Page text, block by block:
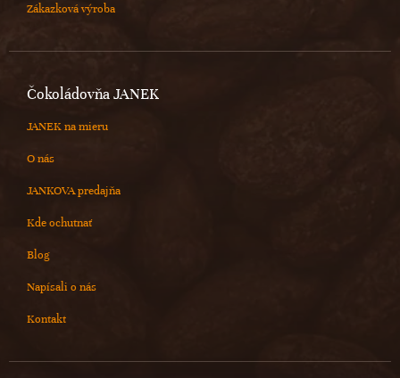
Zákazková výroba
Čokoládovňa JANEK
JANEK na mieru
O nás
JANKOVA predajňa
Kde ochutnať
Blog
Napísali o nás
Kontakt